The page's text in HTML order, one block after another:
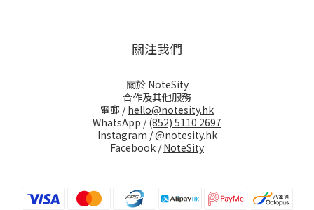
關注我們
關於 NoteSity
合作及其他服務
電郵 /hello@notesity.hk
WhatsApp /(852) 5110 2697
Instagram /@notesity.hk
Facebook /NoteSity